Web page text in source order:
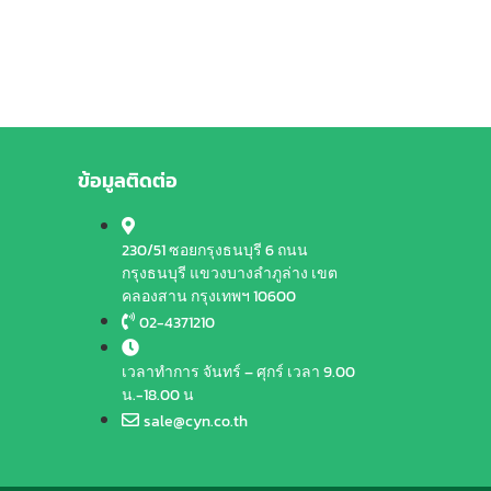
ข้อมูลติดต่อ
230/51 ซอยกรุงธนบุรี 6 ถนน
กรุงธนบุรี แขวงบางลำภูล่าง เขต
คลองสาน กรุงเทพฯ 10600
02-4371210
เวลาทำการ จันทร์ – ศุกร์ เวลา 9.00
น.-18.00 น
sale@cyn.co.th